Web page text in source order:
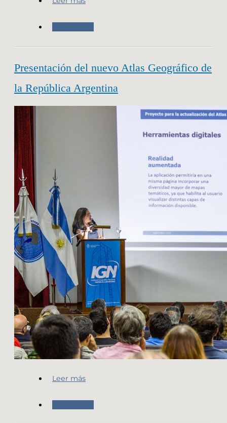
Presentación del nuevo Atlas Geográfico de
la República Argentina
Leer más